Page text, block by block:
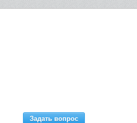
Задать вопрос